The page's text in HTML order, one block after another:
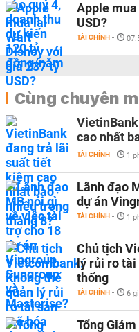
Apple
USD?
TÀI CHÍNH -
Cùng chuyên
cao nhất
TÀI CHÍNH - 1
Lãnh đạo
dự án
TÀI CHÍNH - 1
Chủ tịch
lý rủi ro tài
thống
TÀI CHÍNH - 6
Tổng